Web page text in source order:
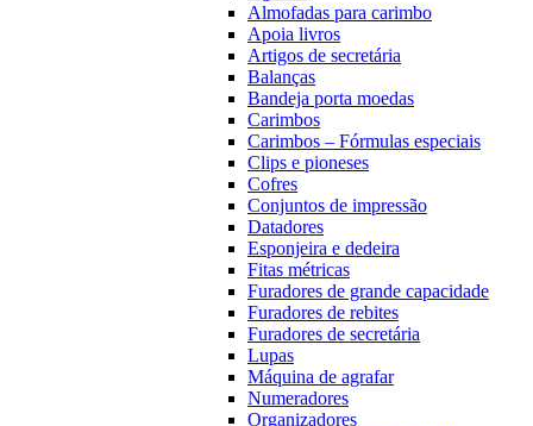
Almofadas para carimbo
Apoia livros
Artigos de secretária
Balanças
Bandeja porta moedas
Carimbos
Carimbos – Fórmulas especiais
Clips e pioneses
Cofres
Conjuntos de impressão
Datadores
Esponjeira e dedeira
Fitas métricas
Furadores de grande capacidade
Furadores de rebites
Furadores de secretária
Lupas
Máquina de agrafar
Numeradores
Organizadores